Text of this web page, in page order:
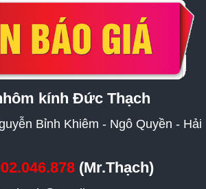
kính Đức Thạch
Bỉnh Khiêm - Ngô Quyền - Hải
(Mr.Thạch)